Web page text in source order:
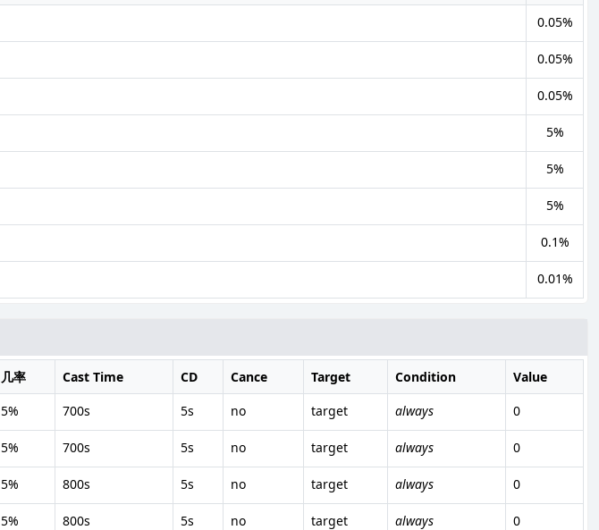
0.05%
0.05%
0.05%
5%
5%
5%
0.1%
0.01%
几率 Cast Time CD Cance Target Condition
Value
5% 700s 5s no target always 0
5% 700s 5s no target always 0
5% 800s 5s no target always 0
5% 800s 5s no target always 0